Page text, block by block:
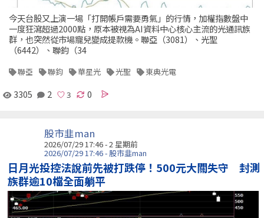
今天台股又上演一場「打開帳戶需要勇氣」的行情，加權指數盤中
一度狂瀉超過2000點，原本被視為AI資料中心核心主流的光通訊族
群，也突然從市場寵兒變成提款機。聯亞（3081）、光聖
（6442）、聯鈞（34
聯亞 聯鈞 華星光 光聖 東典光電
3305 2 0
股市韭man
2026/07/29 17:46 - 2 星期前
2026/07/29 17:46 - 股市韭man
日月光投控法說前先被打跌停！500元大關失守 封測
族群逾10檔全面躺平